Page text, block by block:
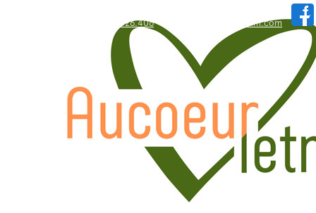
WhatsApp: +84.909.426.406 hallo@aucoeurvietnam.com